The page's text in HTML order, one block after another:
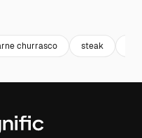
churrasco steak